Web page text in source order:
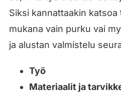
Siksi kannattaakin
mukana vain purku vai
ja alustan valmistelu
Työ
Materiaalit ja